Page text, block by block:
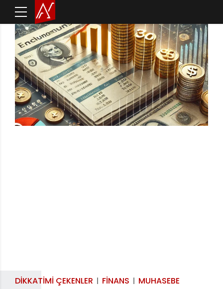
DIKKATIMI ÇEKENLER FINANS MUHASEBE